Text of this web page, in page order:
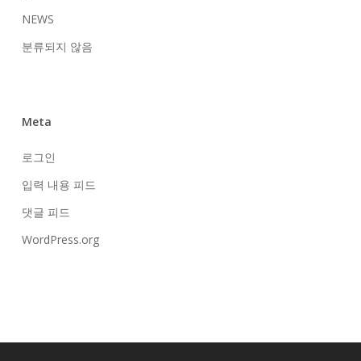
NEWS
분류되지 않음
Meta
로그인
입력 내용 피드
댓글 피드
WordPress.org